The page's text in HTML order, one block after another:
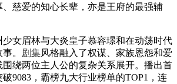
慈爱的知心长辈，亦是王府的最强辅
眉林与大炎皇子慕容璟和在动荡时代
。 剧集风格融入了权谋、家族恩怨和爱
绕两位主人公的复杂关系展开。播出首
9083，霸榜九大行业榜单的TOP1，连